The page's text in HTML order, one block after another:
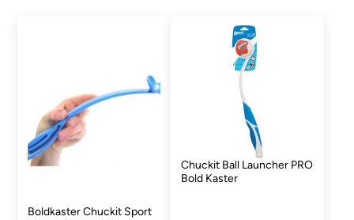
Boldkaster Chuckit Sport
Chuckit Ball Launcher PRO
Bold Kaster